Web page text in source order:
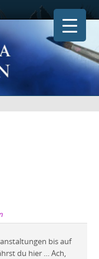
bis auf
du hier … Ach,